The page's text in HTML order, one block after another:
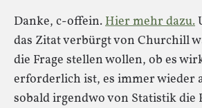
Danke, c-offein.Hier mehr dazu.
das Zitat verbürgt von Churchill
die Frage stellen wollen, ob es
erforderlich ist, es immer wieder
sobald irgendwo von Statistik die